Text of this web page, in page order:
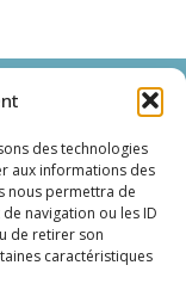
des technologies
aux informations des
nous permettra de
navigation ou les ID
de retirer son
caractéristiques